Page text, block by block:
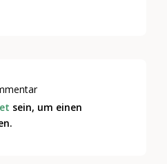
sein, um einen